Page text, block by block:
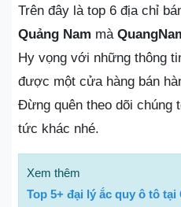
Trên đây là top 6 địa chỉ
Quảng Nam mà
Hy vọng với những thông
được một cửa hàng bán
Đừng quên theo dõi chúng
tức khác nhé.
Xem thêm
Top 5+ đại lý ắc quy ô tô tại